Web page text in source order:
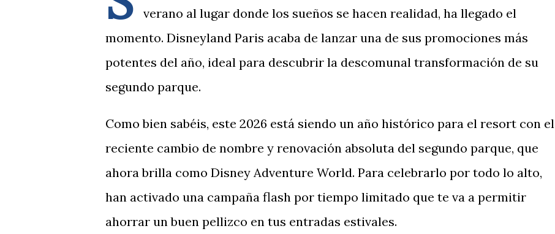
verano al lugar donde los sueños se hacen realidad, ha llegado el
momento. Disneyland Paris acaba de lanzar una de sus promociones más
potentes del año, ideal para descubrir la descomunal transformación de su
segundo parque.
Como bien sabéis, este 2026 está siendo un año histórico para el resort con el
reciente cambio de nombre y renovación absoluta del segundo parque, que
ahora brilla como Disney Adventure World. Para celebrarlo por todo lo alto,
han activado una campaña flash por tiempo limitado que te va a permitir
ahorrar un buen pellizco en tus entradas estivales.